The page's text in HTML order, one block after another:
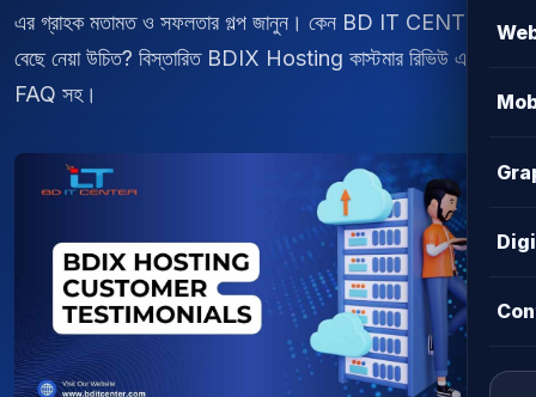
এর গ্রাহক মতামত ও সফলতার গল্প জানুন। কেন BD IT CENTER
বেছে নেয়া উচিত? বিস্তারিত BDIX Hosting কাস্টমার রিভিউ এবং
FAQ সহ।